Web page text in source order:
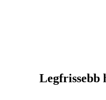
Legfrissebb